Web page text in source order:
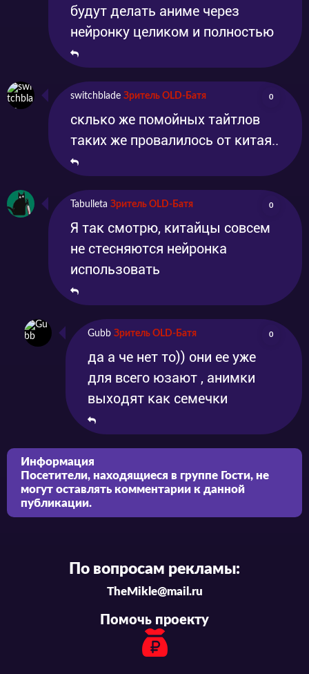
будут делать аниме через
нейронку целиком и полностью
switchblade Зритель OLD-Батя 0
склько же помойных тайтлов
таких же провалилось от китая..
Tabulleta Зритель OLD-Батя 0
Я так смотрю, китайцы совсем
не стесняются нейронка
использовать
Gubb Зритель OLD-Батя 0
да а че нет то)) они ее уже
для всего юзают , анимки
выходят как семечки
Информация
Посетители, находящиеся в группе Гости, не
могут оставлять комментарии к данной
публикации.
По вопросам рекламы:
TheMikle@mail.ru
Помочь проекту